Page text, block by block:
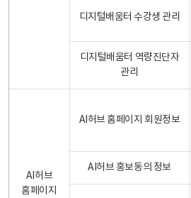
디지털배움터 수강생 관리
디지털배움터 역량진단자
관리
AI허브
홈페이지
AI허브 홈페이지 회원정보
AI허브 홍보동의 정보